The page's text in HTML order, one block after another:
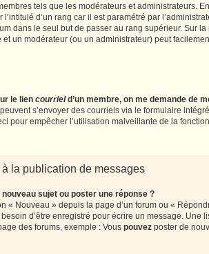
tels que les modérateurs et administrateurs.
l’intitulé d’un rang car il est paramétré par
dans le seul but de passer au rang supérieur. Sur
et un modérateur (ou un administrateur) peut
le lien courrield’un membre, on me demande de
s’envoyer des courriels via le formulaire
pour empêcher l’utilisation malveillante de la
la publication de messages
sujet ou poster une réponse ?
« Nouveau » depuis la page d’un forum ou «
d’être enregistré pour écrire un message. Une
des forums, exemple : Vous pouvez poster de